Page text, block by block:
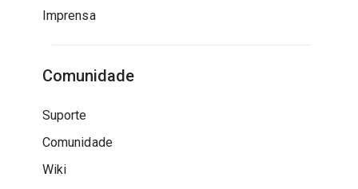
Imprensa
Comunidade
Suporte
Comunidade
Wiki